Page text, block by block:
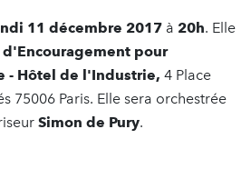
11 décembre 2017 à 20h. Elle
d'Encouragement pour
- Hôtel de l'Industrie, 4 Place
75006 Paris. Elle sera orchestrée
Simon de Pury.